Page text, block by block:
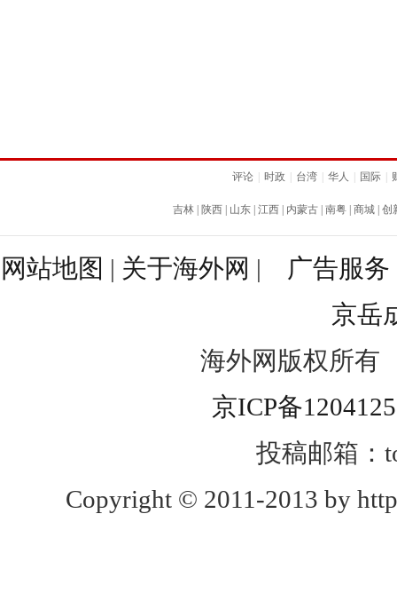
评论 时政 台湾 华人 国际
吉林 陕西 山东 江西 内蒙古 南粤 商城 创
网站地图 | 关于海外网 | 广告服务
京岳
海外网版权所有
京ICP备
投稿邮箱：
Copyright © 2011-2013 by